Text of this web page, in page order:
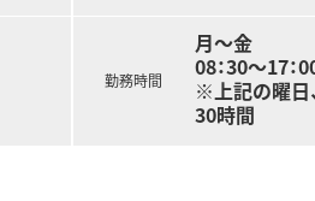
勤務時間
月～金
08：30～17：
※上記の曜日
30時間